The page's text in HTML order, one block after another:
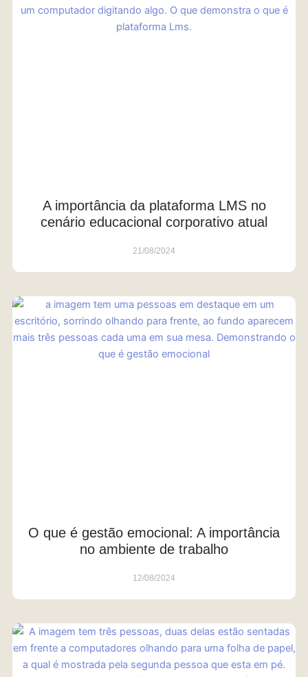
A importância da plataforma LMS no
cenário educacional corporativo atual
21/08/2024
O que é gestão emocional: A importância
no ambiente de trabalho
12/08/2024